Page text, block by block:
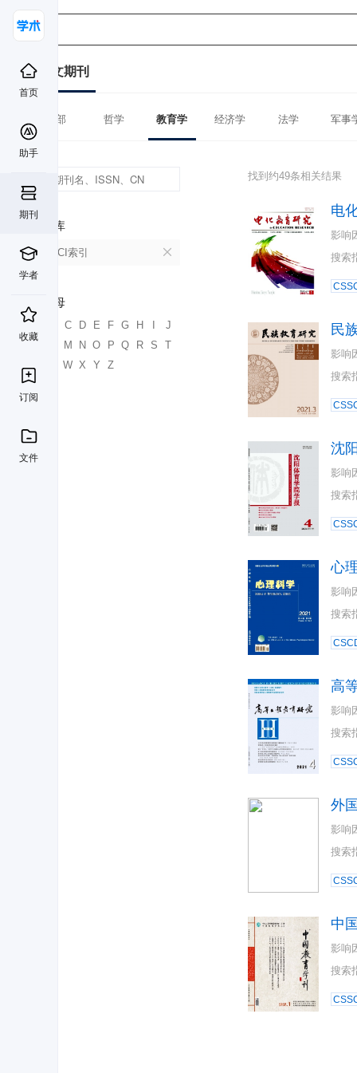
首页
助手
期刊
学者
收藏
订阅
文件
中文期刊
全部 哲学 教育学 经济学 法学 军事
数据库
CSSCI索引
首字母
C D E F G H
J
K
M N O P Q R S
T
W X Y Z
找到约49条相关结果
电
影响
搜索
民
影响
搜索
沈
影响
搜索
心
影响
搜索
高
影响
搜索
外
影响
搜索
中
影响
搜索